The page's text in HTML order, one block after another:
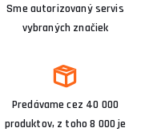
Sme autorizovaný servis
vybraných značiek
Predávame cez 40 000
produktov, z toho 8 000 je